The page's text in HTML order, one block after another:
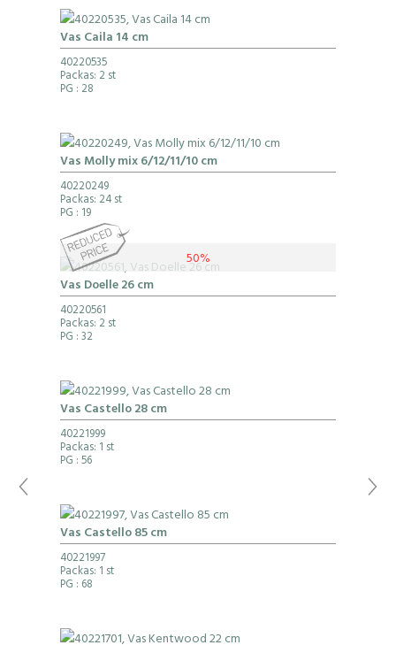
Vas Caila 14 cm
40220535
Packas: 2 st
PG : 28
Vas Molly mix 6/12/11/10 cm
40220249
Packas: 24 st
PG : 19
50%
Vas Doelle 26 cm
40220561
Packas: 2 st
PG : 32
Vas Castello 28 cm
40221999
Packas: 1 st
PG : 56
Vas Castello 85 cm
40221997
Packas: 1 st
PG : 68